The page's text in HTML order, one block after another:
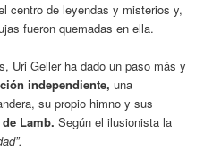
centro de leyendas y misterios y,
fueron quemadas en ella.
Uri Geller ha dado un paso más y
independiente, una
su propio himno y sus
Lamb. Según el ilusionista la